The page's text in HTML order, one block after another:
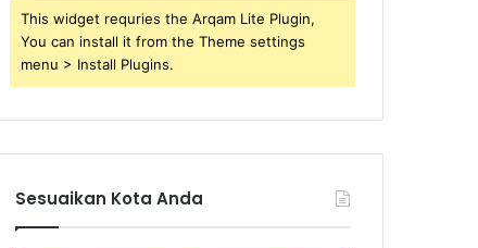
This widget requries the Arqam Lite Plugin,
You can install it from the Theme settings
menu > Install Plugins.
Sesuaikan Kota Anda